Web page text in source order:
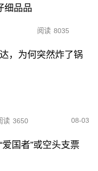
细品品
阅读 8035
，为何突然炸了锅
读 3650 08-03
国者”或空头支票